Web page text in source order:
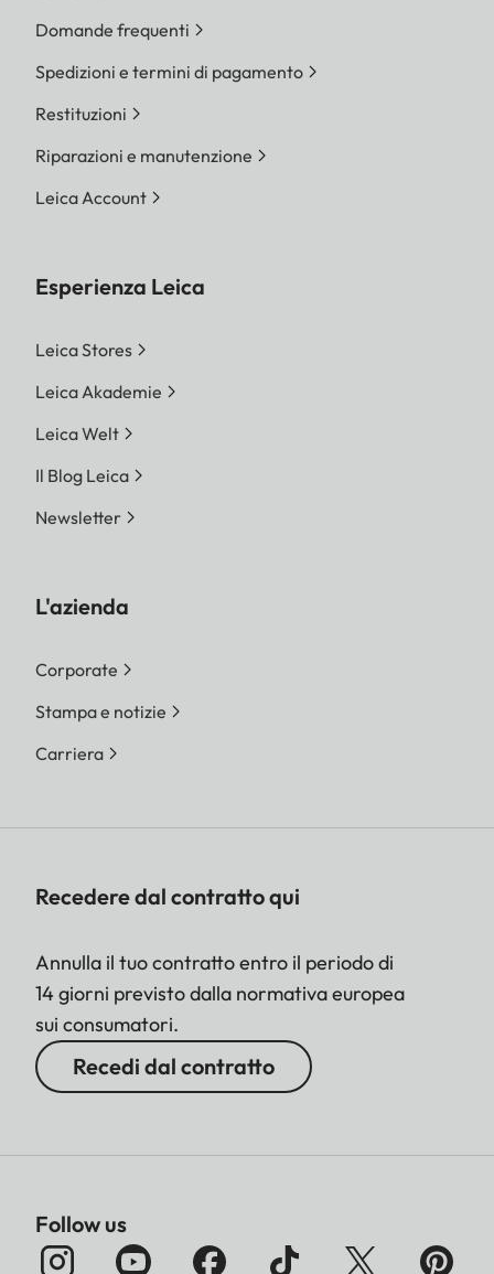
Domande frequenti
Spedizioni e termini di pagamento
Restituzioni
Riparazioni e manutenzione
Leica Account
Esperienza Leica
Leica Stores
Leica Akademie
Leica Welt
Il Blog Leica
Newsletter
L'azienda
Corporate
Stampa e notizie
Carriera
Recedere dal contratto qui
Annulla il tuo contratto entro il periodo di
14 giorni previsto dalla normativa europea
sui consumatori.
Recedi dal contratto
Follow us